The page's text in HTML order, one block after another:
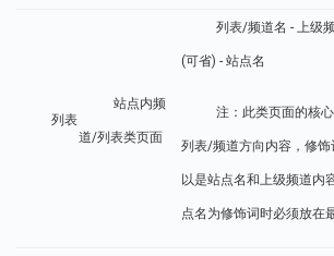
列表
站点内频
道/列表类页面
列表/频道名 - 上级
(可省) - 站点名
注：此类页面的核
列表/频道方向内容，修饰
以是站点名和上级频道内
点名为修饰词时必须放在